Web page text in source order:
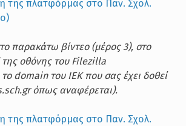
της πλατφόρμας στο Παν. Σχολ.
παρακάτω βίντεο (μέρος 3), στο
της οθόνης του Filezilla
το domain του ΙΕΚ που σας έχει δοθεί
όπως αναφέρεται).
της πλατφόρμας στο Παν. Σχολ.